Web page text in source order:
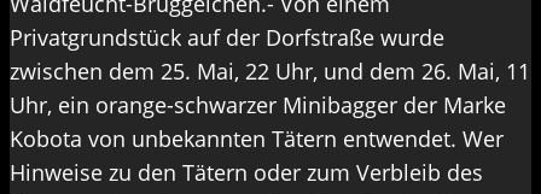
Privatgrundstück auf der Dorfstraße wurde
zwischen dem 25. Mai, 22 Uhr, und dem 26. Mai, 11
Uhr, ein orange-schwarzer Minibagger der Marke
Kobota von unbekannten Tätern entwendet. Wer
Hinweise zu den Tätern oder zum Verbleib des